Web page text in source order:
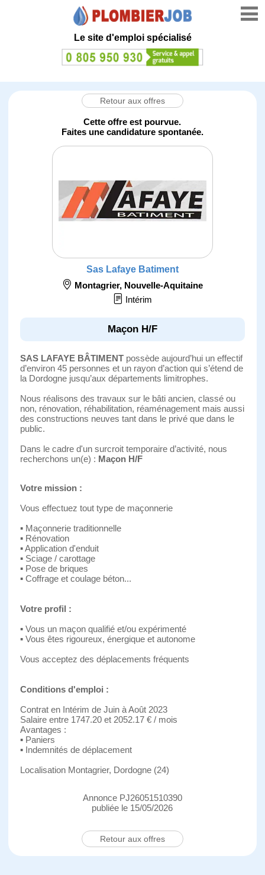
Le site d'emploi spécialisé
Retour aux offres
Cette offre est pourvue.
Faites une candidature spontanée.
Sas Lafaye Batiment
Montagrier, Nouvelle-Aquitaine
Intérim
Maçon H/F
SAS LAFAYE BÂTIMENTpossède aujourd’hui un effectif
d’environ 45 personnes et un rayon d’action qui s’étend de
la Dordogne jusqu’aux départements limitrophes.
Nous réalisons des travaux sur le bâti ancien, classé ou
non, rénovation, réhabilitation, réaménagement mais aussi
des constructions neuves tant dans le privé que dans le
public.
Dans le cadre d'un surcroit temporaire d’activité, nous
recherchons un(e) : Maçon H/F
Votre mission :
Vous effectuez tout type de maçonnerie
▪ Maçonnerie traditionnelle
▪ Rénovation
▪ Application d'enduit
▪ Sciage / carottage
▪ Pose de briques
▪ Coffrage et coulage béton...
Votre profil :
▪ Vous un maçon qualifié et/ou expérimenté
▪ Vous êtes rigoureux, énergique et autonome
Vous acceptez des déplacements fréquents
Conditions d'emploi :
Contrat en Intérim de Juin à Août 2023
Salaire entre 1747.20 et 2052.17 € / mois
Avantages :
▪ Paniers
▪ Indemnités de déplacement
Localisation Montagrier, Dordogne (24)
Annonce PJ26051510390
publiée le 15/05/2026
Retour aux offres